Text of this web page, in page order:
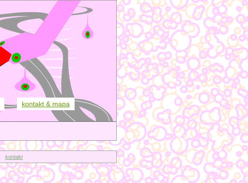
kontakt & mapa
kontakt